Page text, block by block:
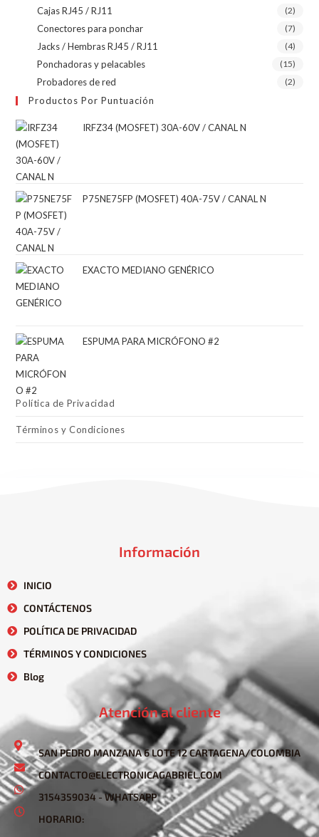
Cajas RJ45 / RJ11 (2)
Conectores para ponchar (7)
Jacks / Hembras RJ45 / RJ11 (4)
Ponchadoras y pelacables (15)
Probadores de red (2)
Productos Por Puntuación
IRFZ34 (MOSFET) 30A-60V / CANAL N
P75NE75FP (MOSFET) 40A-75V / CANAL N
EXACTO MEDIANO GENÉRICO
ESPUMA PARA MICRÓFONO #2
Política de Privacidad
Términos y Condiciones
Información
INICIO
CONTÁCTENOS
POLÍTICA DE PRIVACIDAD
TÉRMINOS Y CONDICIONES
Blog
Atención al cliente
SAN PEDRO MANZANA 6 LOTE 12 CARTAGENA/COLOMBIA
CONTACTO@ELECTRONICAGABRIEL.COM
3154359034 - WHATSAPP
HORARIO: